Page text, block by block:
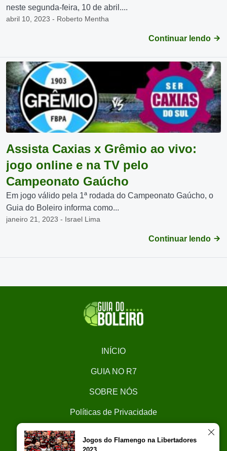
neste segunda-feira, 10 de abril....
abril 10, 2023 - Roberto Mentha
Continuar lendo
Assista Caxias x Grêmio ao vivo:
jogo online e na TV pelo
Campeonato Gaúcho
Em jogo válido pela 1ª rodada do Campeonato Gaúcho, o
Guia do Boleiro informa como...
janeiro 21, 2023 - Israel Lima
Continuar lendo
INÍCIO
GUIA NO R7
SOBRE NÓS
Políticas de Privacidade
Jogos do Flamengo na Libertadores